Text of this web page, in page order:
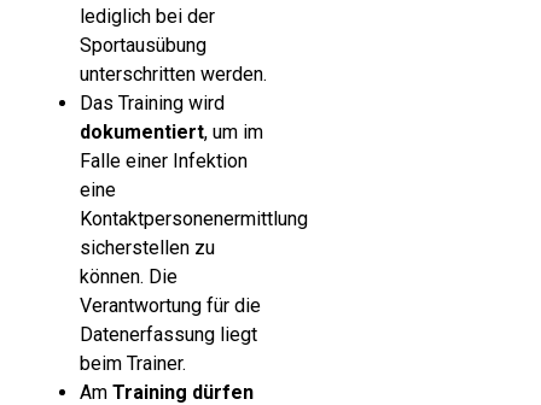
lediglich bei der
Sportausübung
unterschritten werden.
Das Training wird
dokumentiert, um im
Falle einer Infektion
eine
Kontaktpersonenermittlung
sicherstellen zu
können. Die
Verantwortung für die
Datenerfassung liegt
beim Trainer.
Am Training dürfen